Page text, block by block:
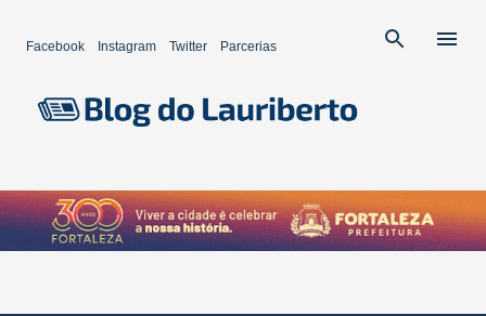
Facebook Instagram Twitter Parcerias